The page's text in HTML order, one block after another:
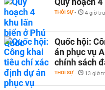
THỜI SỰ - 4 giờ
Quốc hội:
án phục vụ
chính sách
THỜI SỰ - 13 giờ